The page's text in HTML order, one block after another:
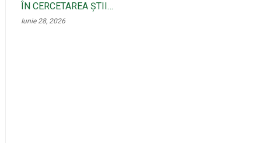
ÎN CERCETAREA ŞTII…
Iunie 28, 2026